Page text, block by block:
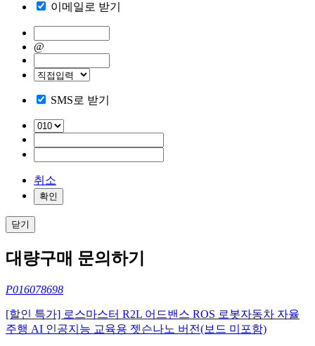
이메일로 받기
@
SMS로 받기
취소
확인
닫기
대량구매 문의하기
P016078698
[할인 특가] 로스마스터 R2L 어드밴스 ROS 로봇자동차 자율
주행 AI 인공지능 교육용 젯슨나노 버전(보드 미포함)